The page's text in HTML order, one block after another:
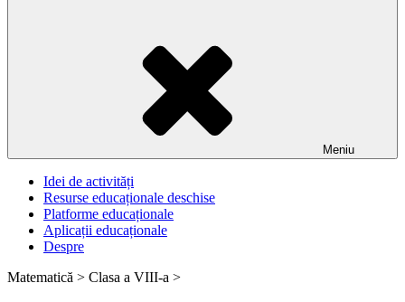
Meniu
Idei de activități
Resurse educaționale deschise
Platforme educaționale
Aplicații educaționale
Despre
Matematică > Clasa a VIII-a >